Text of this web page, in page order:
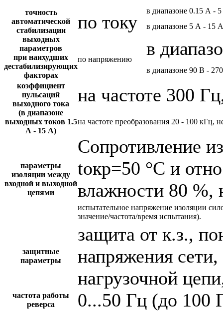
точность
автоматической
стабилизации
выходных
параметров
при наихудших
дестабилизирующих
факторах
по току
в диапазоне 0.15 А -
в диапазоне 5 А - 15 А
по напряжению
в
в диапазоне 90 В -
коэффициент
пульсаций
выходного тока
(в диапазоне
выходных токов 1.5
А - 15 А)
на частоте 300
на частоте преобразования 20 - 100 кГц,
параметры
изоляции между
входной и выходной
цепями
Сопротивление
tокр=50 °С и
влажности 80 %,
испытательное напряжение изоляции
значение/частота/время испытания).
защитные
параметры
защита от к.з.,
напряжения
нагрузочной
частота работы
реверса
0...50 Гц (до 100